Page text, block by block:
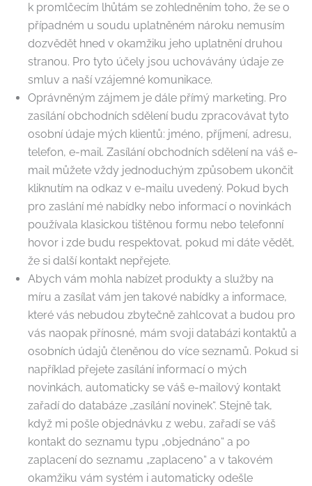
k promlčecím lhůtám se zohledněním toho, že se o
případném u soudu uplatněném nároku nemusím
dozvědět hned v okamžiku jeho uplatnění druhou
stranou. Pro tyto účely jsou uchovávány údaje ze
smluv a naší vzájemné komunikace.
Oprávněným zájmem je dále přímý marketing. Pro
zasílání obchodních sdělení budu zpracovávat tyto
osobní údaje mých klientů: jméno, příjmení, adresu,
telefon, e-mail. Zasílání obchodních sdělení na váš e-
mail můžete vždy jednoduchým způsobem ukončit
kliknutím na odkaz v e-mailu uvedený. Pokud bych
pro zaslání mé nabídky nebo informací o novinkách
používala klasickou tištěnou formu nebo telefonní
hovor i zde budu respektovat, pokud mi dáte vědět,
že si další kontakt nepřejete.
Abych vám mohla nabízet produkty a služby na
míru a zasílat vám jen takové nabídky a informace,
které vás nebudou zbytečně zahlcovat a budou pro
vás naopak přínosné, mám svoji databázi kontaktů a
osobních údajů členěnou do více seznamů. Pokud si
například přejete zasílání informací o mých
novinkách, automaticky se váš e-mailový kontakt
zařadí do databáze „zasílání novinek“. Stejně tak,
když mi pošle objednávku z webu, zařadí se váš
kontakt do seznamu typu „objednáno“ a po
zaplacení do seznamu „zaplaceno“ a v takovém
okamžiku vám systém i automaticky odešle